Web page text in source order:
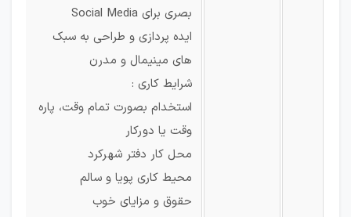
بصری برای Social Media
ایده پردازی و طراحی به سبک
های مینیمال و مدرن
شرایط کاری :
استخدام بصورت تمام وقت، پاره
وقت یا دورکار
محل کار دفتر شهرکرد
محیط کاری پویا و سالم
حقوق و مزایای خوب